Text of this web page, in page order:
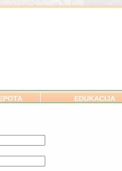
EDUKACIJA